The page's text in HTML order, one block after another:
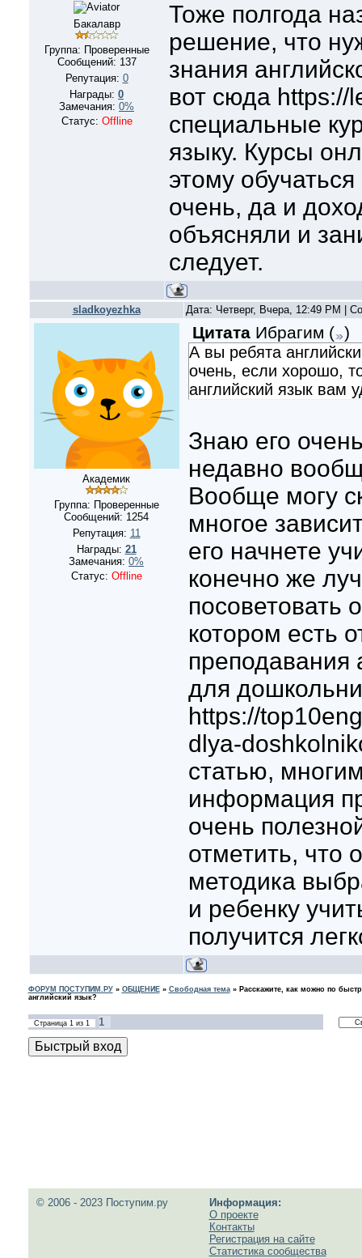
Бакалавр
Группа: Проверенные
Сообщений: 137
Репутация: 0
Награды: 0
Замечания: 0%
Статус: Offline
Тоже полгода
решение, что
знания
вот сюда https://
специальные
языку. Курсы
этому
очень, да и
объясняли и
следует.
sladkoyezhka Дата: Четверг, Вчера, 12:49 PM |
Академик
Группа: Проверенные
Сообщений: 1254
Репутация: 11
Награды: 21
Замечания: 0%
Статус: Offline
Цитата Ибрагим ( )
А вы ребята
очень, если хорошо,
английский язык вам
Знаю его
недавно
Вообще могу
многое
его начнете
конечно же
посоветовать
котором есть
преподавания
для
https://
dlya-
статью,
информация
очень
отметить, что
методика
и ребенку
получится
ФОРУМ ПОСТУПИМ.РУ» ОБЩЕНИЕ» Свободная тема» Расскажите, как можно по
английский язык?
Страница 1из 1 1
© 2006 - 2023 Поступим.ру
Информация:
О проекте
Контакты
Регистрация на сайте
Статистика сообщества